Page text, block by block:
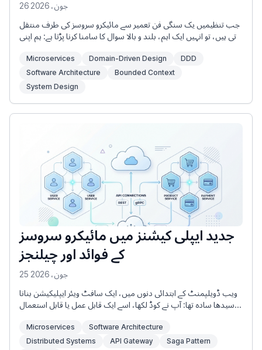
26 جون، 2026
جب تنظیمیں یک سنگی فن تعمیر سے مائیکرو سروسز کی طرف منتقل
ہوتی ہیں، تو انہیں ایک اہم، بلند و بالا سوال کا سامنا کرنا پڑتا ہے: ہم اپنی
کو ڈھیلے، ڈیکپلڈ یونٹس ہونے چاہئیں جو آزادانہ طور پر تیار، تعینات اور
اسکیل کی جا سکیں۔ تاہم، عملی طور پر، بہت سی ٹیمیں ایک تقسیم
شدہ یک سنگی—ایک ایسا نظام بناتی ہیں جہاں خدمات کو اتنی
متعدد سروسز میں ترمیم اور تعیناتی کی ضرورت ہوتی ہے، نیٹ ورک
Microservices Domain-Driven Design
DDD
Software Architecture
Bounded Context
System Design
جدید ایپلی کیشنز میں مائیکرو سروسز
کے فوائد اور چیلنجز
25 جون، 2026
ویب ڈویلپمنٹ کے ابتدائی دنوں میں، ایک سافٹ ویئر ایپلیکیشن بنانا
سیدھا سادہ تھا: آپ نے کوڈ لکھا، اسے ایک قابل عمل یا قابل استعمال
مونولیتھک آرکیٹیکچر کے نام سے جانا جاتا ہے، نے کئی دہائیوں تک صنعت
کی اچھی خدمت کی۔
Microservices
Software Architecture
Distributed Systems
API Gateway
Saga Pattern